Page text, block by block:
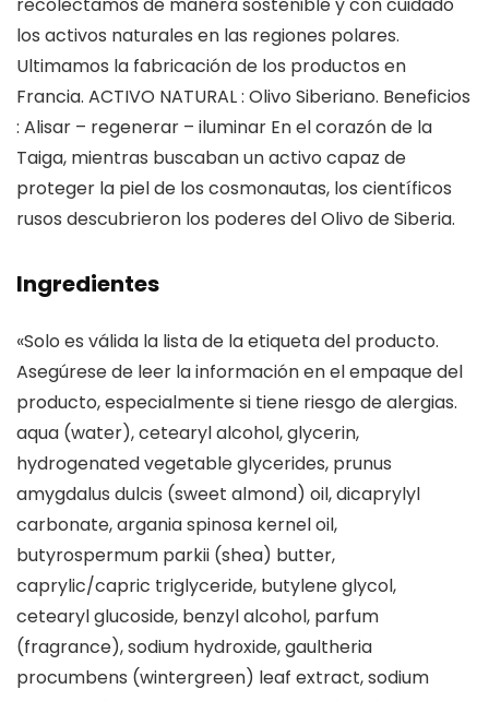
recolectamos de manera sostenible y con cuidado
los activos naturales en las regiones polares.
Ultimamos la fabricación de los productos en
Francia. ACTIVO NATURAL : Olivo Siberiano. Beneficios
: Alisar – regenerar – iluminar En el corazón de la
Taiga, mientras buscaban un activo capaz de
proteger la piel de los cosmonautas, los científicos
rusos descubrieron los poderes del Olivo de Siberia.
Ingredientes
«Solo es válida la lista de la etiqueta del producto.
Asegúrese de leer la información en el empaque del
producto, especialmente si tiene riesgo de alergias.
aqua (water), cetearyl alcohol, glycerin,
hydrogenated vegetable glycerides, prunus
amygdalus dulcis (sweet almond) oil, dicaprylyl
carbonate, argania spinosa kernel oil,
butyrospermum parkii (shea) butter,
caprylic/capric triglyceride, butylene glycol,
cetearyl glucoside, benzyl alcohol, parfum
(fragrance), sodium hydroxide, gaultheria
procumbens (wintergreen) leaf extract, sodium